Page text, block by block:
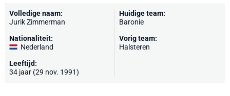
Volledige naam:
Jurik Zimmerman
Nationaliteit:
Nederland
Leeftijd:
34 jaar (29 nov. 1991)
Huidige team:
Baronie
Vorig team:
Halsteren